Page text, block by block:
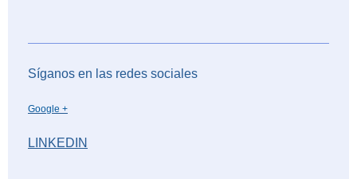
Síganos en las redes sociales
Google +
LINKEDIN